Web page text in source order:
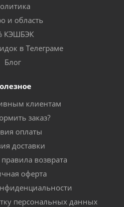
и область
КЭШБЭК
в Телеграме
Блог
клиентам
заказ?
оплаты
доставки
возврата
оферта
персональных данных